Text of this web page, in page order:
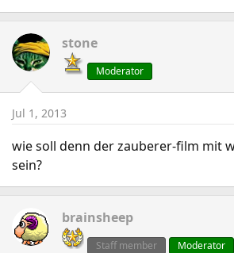
stone
Moderator
Jul 1, 2013
wie soll denn der zauberer-film mit
sein?
brainsheep
Staff member Moderator